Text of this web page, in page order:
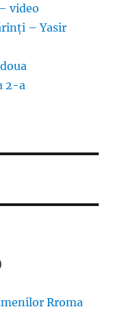
video
– Yasir
2-a
Rroma